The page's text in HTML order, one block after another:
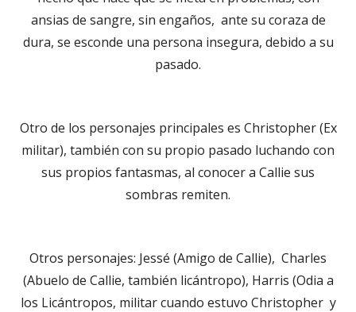
ansias de sangre, sin engaños, ante su coraza de
dura, se esconde una persona insegura, debido a su
pasado.
Otro de los personajes principales es Christopher (Ex
militar), también con su propio pasado luchando con
sus propios fantasmas, al conocer a Callie sus
sombras remiten.
Otros personajes: Jessé (Amigo de Callie), Charles
(Abuelo de Callie, también licántropo), Harris (Odia a
los Licántropos, militar cuando estuvo Christopher y